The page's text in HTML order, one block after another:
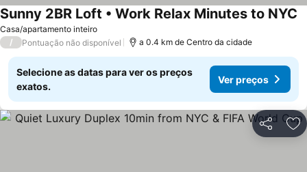
Casa/apartamento inteiro
Sunny 2BR Loft • Work Relax Minutes to NYC
/ Pontuação não disponível a 0.4 km de Centro da cidade
Selecione as datas para ver os preços
exatos.
Ver preços
Partilhar